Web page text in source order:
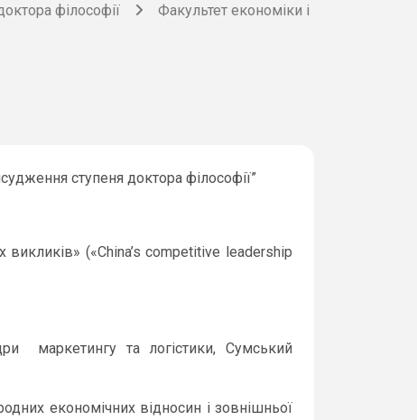
філософії
Факультет економіки і
ступеня доктора філософії”
викликів» («China’s competitive leadership
маркетингу та логістики, Сумський
економічних відносин і зовнішньої